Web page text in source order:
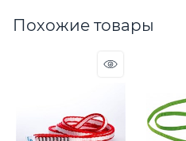
Похожие товары